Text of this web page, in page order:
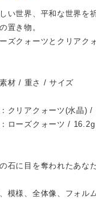
い世界、平和な世界を
置き物。
ズクォーツとクリアク
材 / 重さ / サイズ
クリアクォーツ(水晶)
ローズクォーツ /
石に目を奪われたあな
模様、全体像、フォル